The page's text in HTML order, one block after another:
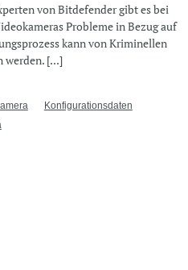
von Bitdefender gibt es bei
Probleme in Bezug auf
kann von Kriminellen
werden. [...]
Konfigurationsdaten